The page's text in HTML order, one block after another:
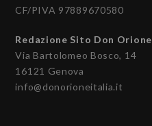
CF/PIVA 97889670580
Redazione Sito Don
Via Bartolomeo Bosco, 14
16121 Genova
info@donorioneitalia.it